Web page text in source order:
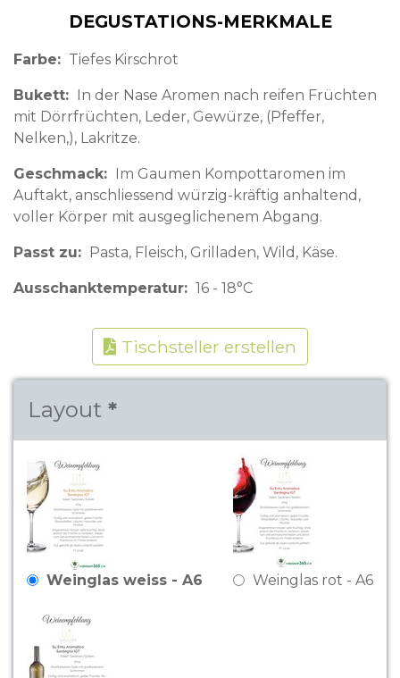
DEGUSTATIONS-MERKMALE
Farbe Tiefes Kirschrot
Bukett
In der Nase Aromen nach reifen Früchten
mit Dörrfrüchten, Leder, Gewürze, (Pfeffer,
Nelken,), Lakritze.
Geschmack
Im Gaumen Kompottaromen im
Auftakt, anschliessend würzig-kräftig anhaltend,
voller Körper mit ausgeglichenem Abgang.
Passt zu Pasta, Fleisch, Grilladen, Wild, Käse.
Ausschanktemperatur 16 - 18°C
Tischsteller erstellen
Layout
Weinglas weiss - A6 Weinglas rot - A6